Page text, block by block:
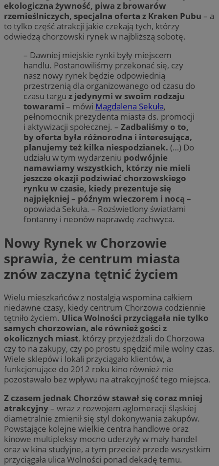
ekologiczna żywność, piwa z browarów
rzemieślniczych, specjalna oferta z Kraken Pubu – a
to tylko część atrakcji jakie czekają tych, którzy
odwiedzą chorzowski rynek w najbliższą sobotę.
– Dawniej miejskie rynki były miejscem
handlu. Postanowiliśmy przekonać się, czy
nasz nowy rynek będzie odpowiednią
przestrzenią dla organizowanego od czasu do
czasu targu z jedynymi w swoim rodzaju
towarami – mówi Magdalena Sekuła,
pełnomocnik prezydenta miasta ds. promocji
i aktywizacji społecznej. – Zadbaliśmy o to,
by oferta była różnorodna i interesująca,
planujemy też kilka niespodzianek. (…) Do
udziału w tym wydarzeniu podwójnie
namawiamy wszystkich, którzy nie mieli
jeszcze okazji podziwiać chorzowskiego
rynku w czasie, kiedy prezentuje się
najpiękniej – późnym wieczorem i nocą –
opowiada Sekuła. – Rozświetlony światłami
fontanny i neonów naprawdę zachwyca.
Nowy Rynek w Chorzowie
sprawia, że centrum miasta
znów zaczyna tętnić życiem
Wielu mieszkańców z nostalgią wspomina całkiem
niedawne czasy, kiedy centrum Chorzowa codziennie
tętniło życiem. Ulica Wolności przyciągała nie tylko
samych chorzowian, ale również gości z
okolicznych miast, którzy przyjeżdżali do Chorzowa
czy to na zakupy, czy po prostu spędzić mile wolny czas.
Wiele sklepów i lokali przyciągało klientów, a
funkcjonujące do 2012 roku kino również nie
pozostawało bez wpływu na atrakcyjność tego miejsca.
Z czasem jednak Chorzów stawał się coraz mniej
atrakcyjny– wraz z rozwojem aglomeracji śląskiej
diametralnie zmienił się styl dokonywania zakupów.
Powstające kolejne wielkie centra handlowe oraz
kinowe multipleksy mocno uderzyły w mały handel
oraz w kina studyjne, a tym przecież przede wszystkim
przyciągała ulica Wolności ponad dekadę temu.